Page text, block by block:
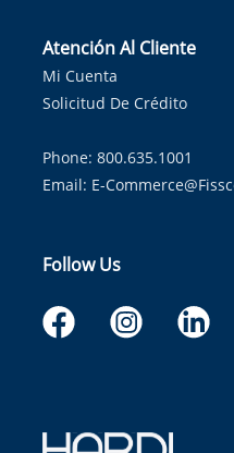
Atención Al Cliente
Mi Cuenta
Solicitud De Crédito
Phone: 800.635.1001
Email: E-
Follow Us